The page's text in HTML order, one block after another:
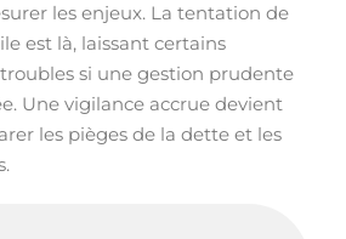
les enjeux. La tentation de
est là, laissant certains
si une gestion prudente
Une vigilance accrue devient
les pièges de la dette et les